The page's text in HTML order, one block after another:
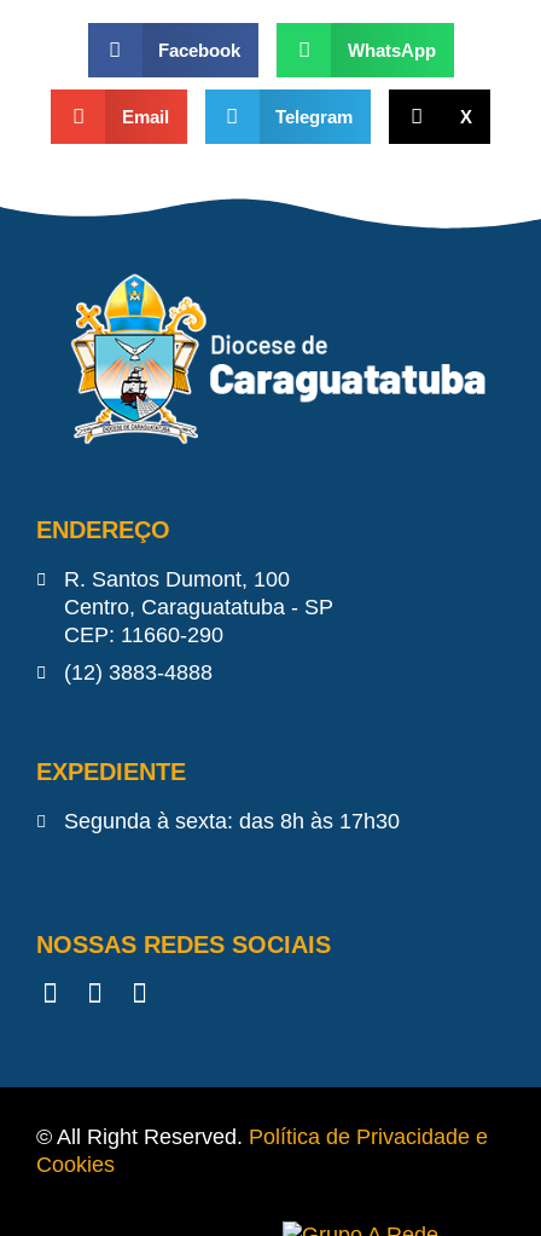
Facebook WhatsApp
Email Telegram X
ENDEREÇO
R. Santos Dumont, 100
Centro, Caraguatatuba - SP
CEP: 11660-290
(12) 3883-4888
EXPEDIENTE
Segunda à sexta: das 8h às 17h30
NOSSAS REDES SOCIAIS
© All Right Reserved. Política de Privacidade e
Cookies